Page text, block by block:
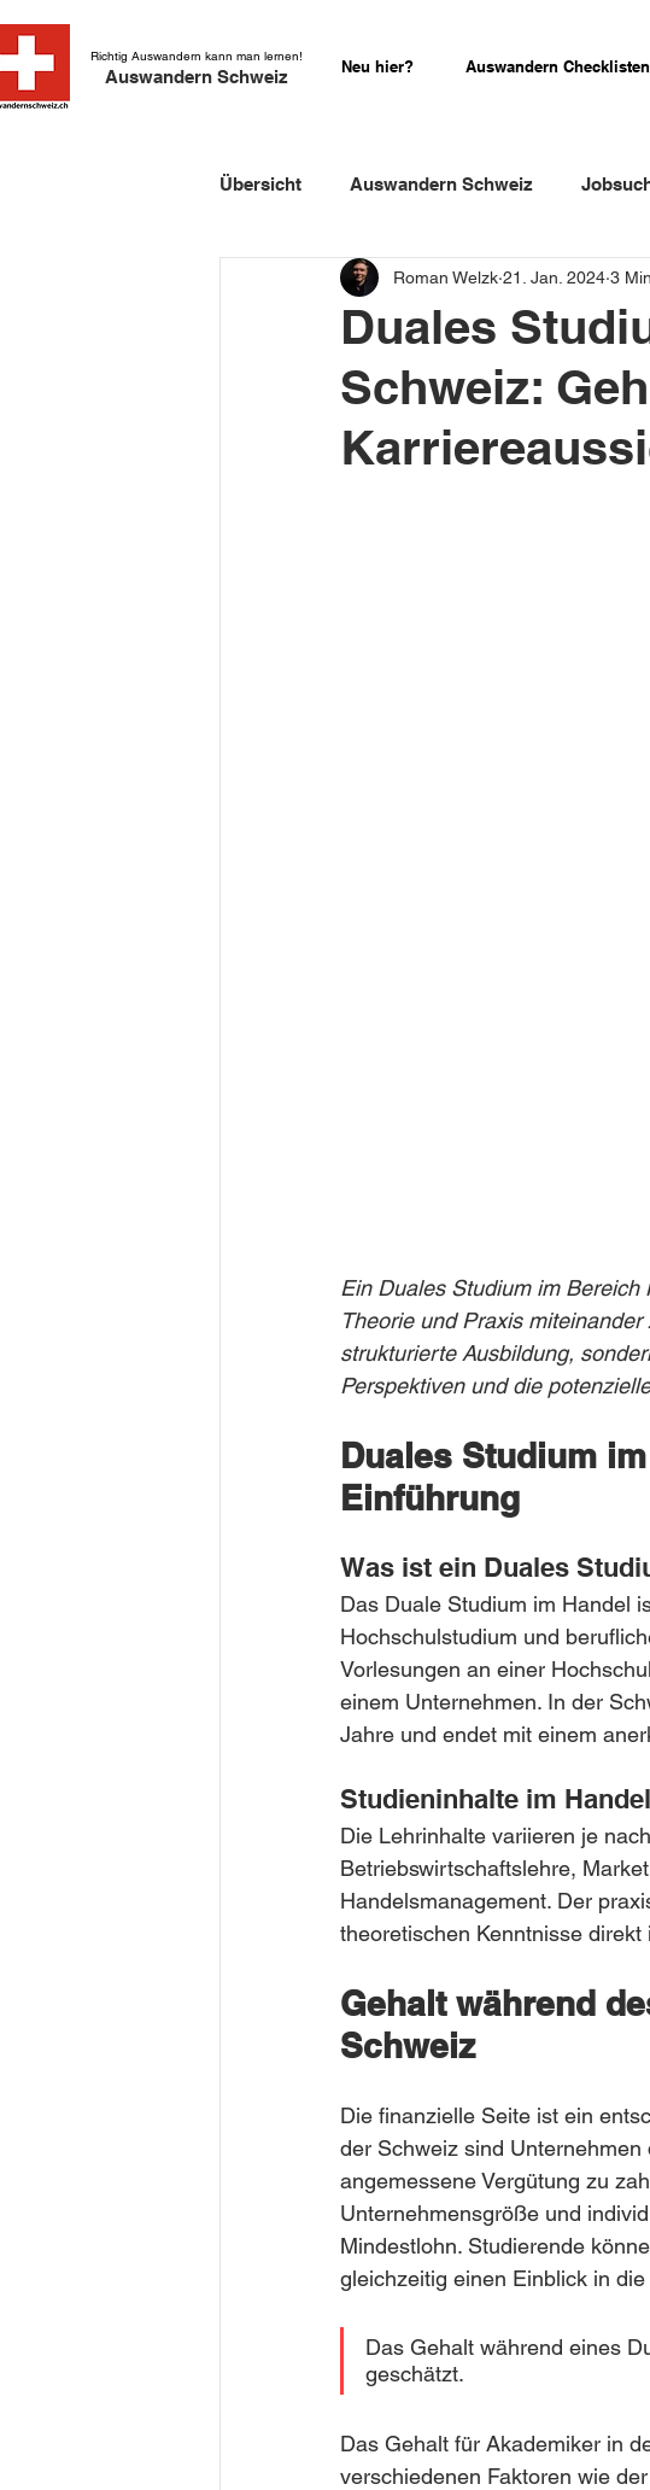
Richtig Auswandern kann man lernen!
Auswandern Schweiz Neu hier? Auswandern Checklisten
Übersicht Auswandern Schweiz
Einbürgerung Schweiz Schweizer
Schweizer Kurzgeschichten
Duales
Schweiz:
Roman Welzk 21. Jan. 2024 3
Ein Duales Studium im
Theorie und Praxis
strukturierte Ausbildung,
Perspektiven und die
Duales Studium
Einführung
Was ist ein Duales
Das Duale Studium im Handel
Hochschulstudium und
Vorlesungen an einer
einem Unternehmen. In der
Jahre und endet mit einem
Studieninhalte im Handel
Die Lehrinhalte variieren je
Betriebswirtschaftslehre,
Handelsmanagement. Der
theoretischen Kenntnisse
Gehalt während
Schweiz
Die finanzielle Seite ist ein
der Schweiz sind
angemessene Vergütung zu
Unternehmensgröße und
Mindestlohn. Studierende
gleichzeitig einen Einblick in
Das Gehalt während eines
geschätzt.
Das Gehalt für Akademiker in
verschiedenen Faktoren wie